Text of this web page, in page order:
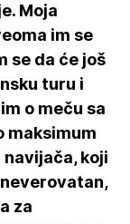
Moja
im se
se da će još
turu i
o meču sa
maksimum
koji
za